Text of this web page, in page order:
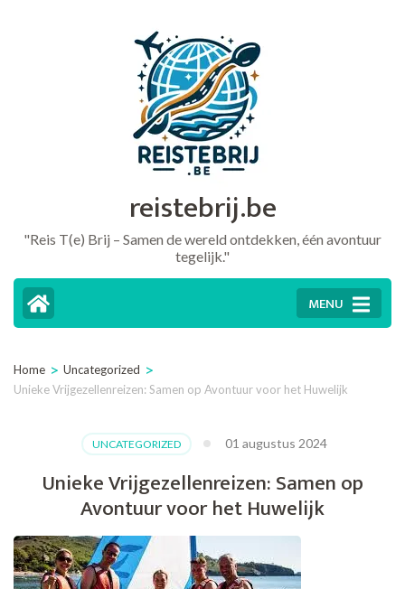
reistebrij.be
"Reis T(e) Brij – Samen de wereld ontdekken, één avontuur
tegelijk."
MENU
Home > Uncategorized >
Unieke Vrijgezellenreizen: Samen op Avontuur voor het Huwelijk
UNCATEGORIZED 01 augustus 2024
Unieke Vrijgezellenreizen: Samen op
Avontuur voor het Huwelijk